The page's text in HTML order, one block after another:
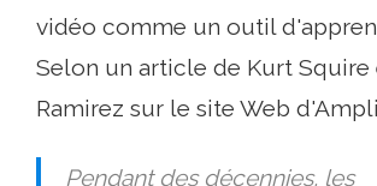
vidéo comme un outil
Selon un article de Kurt Squire
Ramirez sur le site Web
Pendant des décennies, les